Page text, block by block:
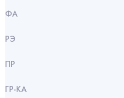
ФА
РЭ
ПР
ГР-КА